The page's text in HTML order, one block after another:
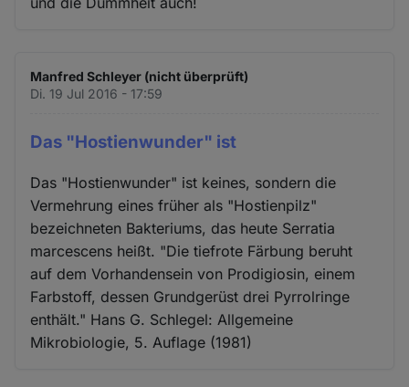
Manfred Schleyer (nicht überprüft)
Di. 19 Jul 2016 - 17:59
Das "Hostienwunder" ist
Das "Hostienwunder" ist keines, sondern die
Vermehrung eines früher als "Hostienpilz"
bezeichneten Bakteriums, das heute Serratia
marcescens heißt. "Die tiefrote Färbung beruht
auf dem Vorhandensein von Prodigiosin, einem
Farbstoff, dessen Grundgerüst drei Pyrrolringe
enthält." Hans G. Schlegel: Allgemeine
Mikrobiologie, 5. Auflage (1981)